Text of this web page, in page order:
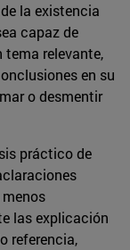
la existencia
capaz de
relevante,
en su
o desmentir
práctico de
las explicación
referencia,